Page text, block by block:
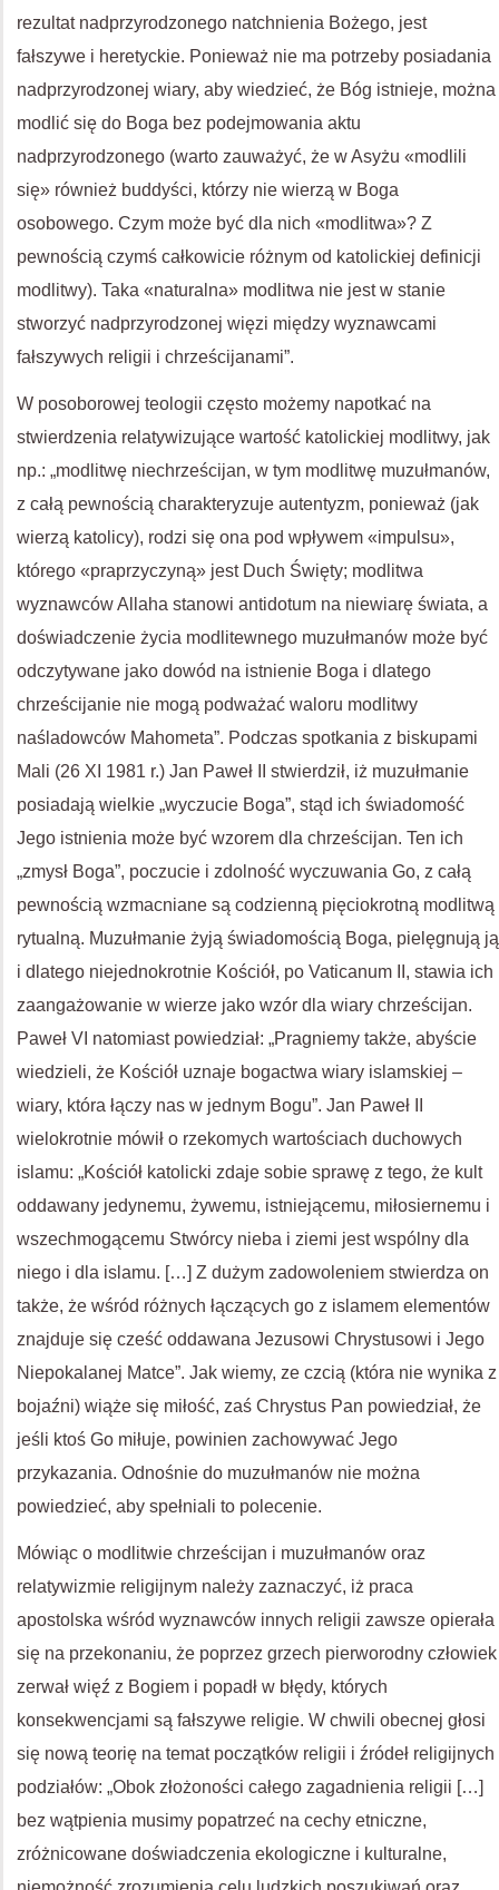
rezultat nadprzyrodzonego natchnienia Bożego, jest
fałszywe i heretyckie. Ponieważ nie ma potrzeby posiadania
nadprzyrodzonej wiary, aby wiedzieć, że Bóg istnieje, można
modlić się do Boga bez podejmowania aktu
nadprzyrodzonego (warto zauważyć, że w Asyżu «modlili
się» również buddyści, którzy nie wierzą w Boga
osobowego. Czym może być dla nich «modlitwa»? Z
pewnością czymś całkowicie różnym od katolickiej definicji
modlitwy). Taka «naturalna» modlitwa nie jest w stanie
stworzyć nadprzyrodzonej więzi między wyznawcami
fałszywych religii i chrześcijanami”.
W posoborowej teologii często możemy napotkać na
stwierdzenia relatywizujące wartość katolickiej modlitwy, jak
np.: „modlitwę niechrześcijan, w tym modlitwę muzułmanów,
z całą pewnością charakteryzuje autentyzm, ponieważ (jak
wierzą katolicy), rodzi się ona pod wpływem «impulsu»,
którego «praprzyczyną» jest Duch Święty; modlitwa
wyznawców Allaha stanowi antidotum na niewiarę świata, a
doświadczenie życia modlitewnego muzułmanów może być
odczytywane jako dowód na istnienie Boga i dlatego
chrześcijanie nie mogą podważać waloru modlitwy
naśladowców Mahometa”. Podczas spotkania z biskupami
Mali (26 XI 1981 r.) Jan Paweł II stwierdził, iż muzułmanie
posiadają wielkie „wyczucie Boga”, stąd ich świadomość
Jego istnienia może być wzorem dla chrześcijan. Ten ich
„zmysł Boga”, poczucie i zdolność wyczuwania Go, z całą
pewnością wzmacniane są codzienną pięciokrotną modlitwą
rytualną. Muzułmanie żyją świadomością Boga, pielęgnują ją
i dlatego niejednokrotnie Kościół, po Vaticanum II, stawia ich
zaangażowanie w wierze jako wzór dla wiary chrześcijan.
Paweł VI natomiast powiedział: „Pragniemy także, abyście
wiedzieli, że Kościół uznaje bogactwa wiary islamskiej –
wiary, która łączy nas w jednym Bogu”. Jan Paweł II
wielokrotnie mówił o rzekomych wartościach duchowych
islamu: „Kościół katolicki zdaje sobie sprawę z tego, że kult
oddawany jedynemu, żywemu, istniejącemu, miłosiernemu i
wszechmogącemu Stwórcy nieba i ziemi jest wspólny dla
niego i dla islamu. […] Z dużym zadowoleniem stwierdza on
także, że wśród różnych łączących go z islamem elementów
znajduje się cześć oddawana Jezusowi Chrystusowi i Jego
Niepokalanej Matce”. Jak wiemy, ze czcią (która nie wynika z
bojaźni) wiąże się miłość, zaś Chrystus Pan powiedział, że
jeśli ktoś Go miłuje, powinien zachowywać Jego
przykazania. Odnośnie do muzułmanów nie można
powiedzieć, aby spełniali to polecenie.
Mówiąc o modlitwie chrześcijan i muzułmanów oraz
relatywizmie religijnym należy zaznaczyć, iż praca
apostolska wśród wyznawców innych religii zawsze opierała
się na przekonaniu, że poprzez grzech pierworodny człowiek
zerwał więź z Bogiem i popadł w błędy, których
konsekwencjami są fałszywe religie. W chwili obecnej głosi
się nową teorię na temat początków religii i źródeł religijnych
podziałów: „Obok złożoności całego zagadnienia religii […]
bez wątpienia musimy popatrzeć na cechy etniczne,
zróżnicowane doświadczenia ekologiczne i kulturalne,